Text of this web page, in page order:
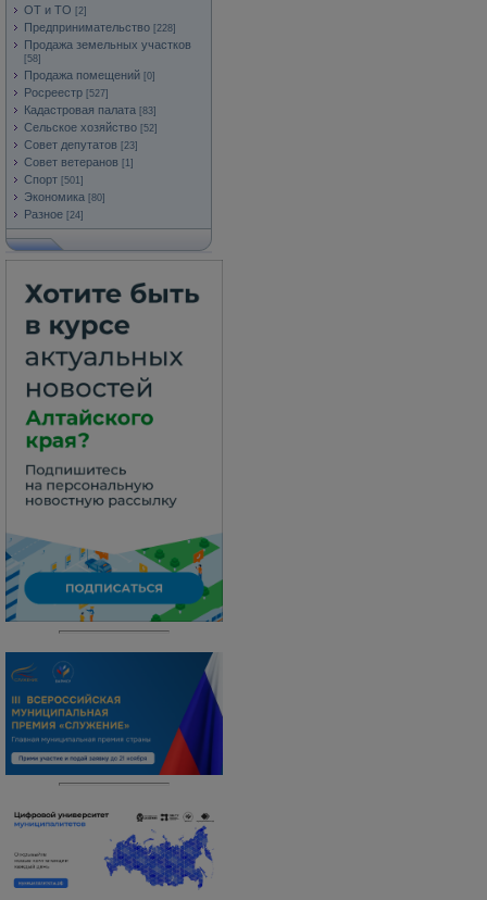
ОТ и ТО [2]
Предпринимательство [228]
Продажа земельных участков
[58]
Продажа помещений [0]
Росреестр [527]
Кадастровая палата [83]
Сельское хозяйство [52]
Совет депутатов [23]
Совет ветеранов [1]
Спорт [501]
Экономика [80]
Разное [24]